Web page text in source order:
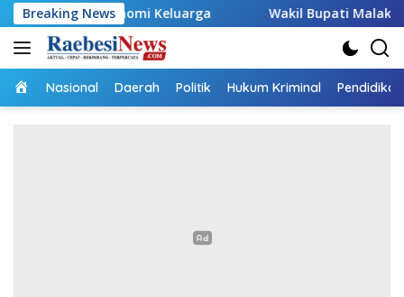
Langsung
ke
konten
Breaking News
Keluarga Wakil Bupati Malaka HMS Tinjau
Home
Nasional Daerah Politik Hukum Kriminal Pendidikan